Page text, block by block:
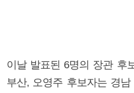
이날 발표된 6명의 장관 후
부산, 오영주 후보자는 경